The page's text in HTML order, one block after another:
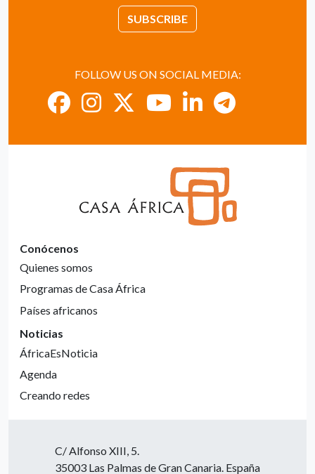
SUBSCRIBE
FOLLOW US ON SOCIAL MEDIA:
Conócenos
Quienes somos
Programas de Casa África
Países africanos
Noticias
ÁfricaEsNoticia
Agenda
Creando redes
C/ Alfonso XIII, 5.
35003 Las Palmas de Gran Canaria. España